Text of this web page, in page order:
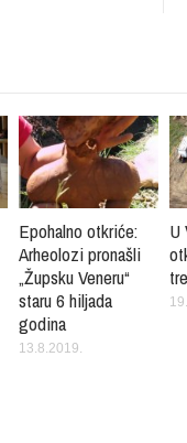
Epohalno otkriće:
Arheolozi pronašli
„Župsku Veneru“
staru 6 hiljada
godina
13.8.2019.
U